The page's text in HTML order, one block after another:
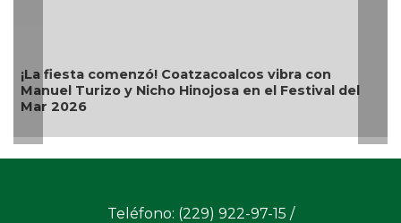
¡La fiesta comenzó! Coatzacoalcos vibra con
Manuel Turizo y Nicho Hinojosa en el Festival del
Mar 2026
Teléfono: (229) 922-97-15 /